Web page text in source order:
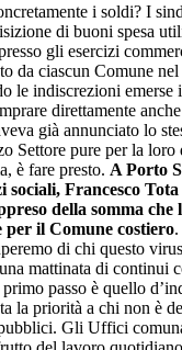
i soldi? I
di buoni spesa
gli esercizi
da ciascun Comune
le indiscrezioni emerse
direttamente
già annunciato lo
Settore pure per la loro
è fare presto. A Porto
sociali, Francesco
della somma che
per il Comune costiero
di chi questo
mattinata di continui
passo è quello
la priorità a chi non è
Gli Uffici